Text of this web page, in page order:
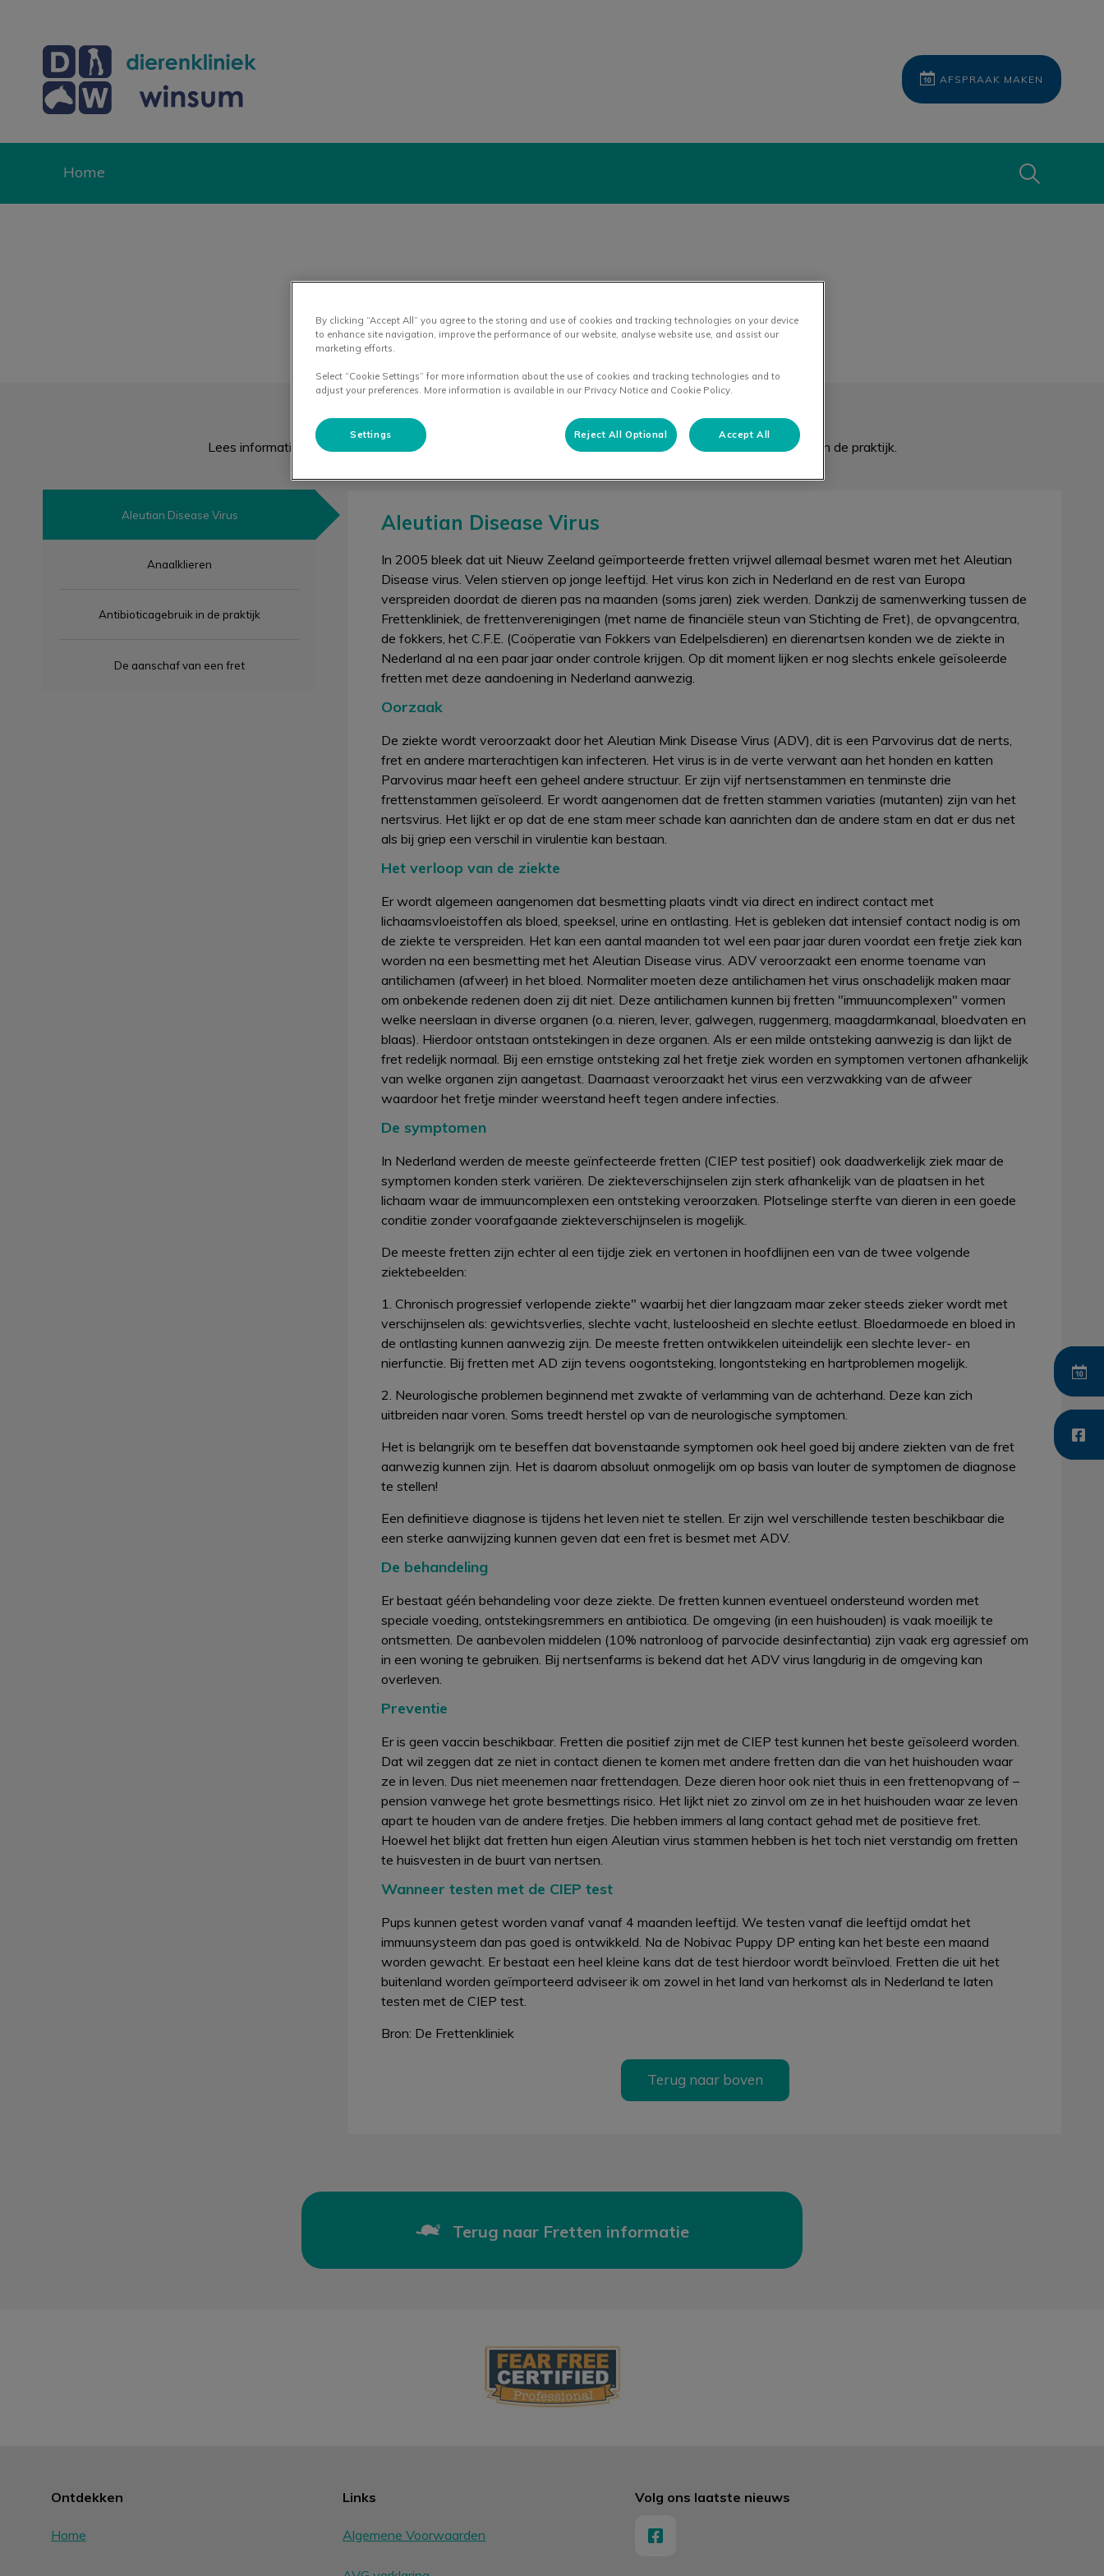
AFSPRAAK MAKEN
Home
A
Lees informatie over de aanschaf van een fret, Aleutian Disease Virus, anaalklieren en antibioticagebruik in de praktijk.
Aleutian Disease Virus
Anaalklieren
Antibioticagebruik in de praktijk
De aanschaf van een fret
Aleutian Disease Virus
In 2005 bleek dat uit Nieuw Zeeland geïmporteerde fretten vrijwel allemaal besmet waren met het Aleutian
Disease virus. Velen stierven op jonge leeftijd. Het virus kon zich in Nederland en de rest van Europa
verspreiden doordat de dieren pas na maanden (soms jaren) ziek werden. Dankzij de samenwerking tussen de
Frettenkliniek, de frettenverenigingen (met name de financiële steun van Stichting de Fret), de opvangcentra,
de fokkers, het C.F.E. (Coöperatie van Fokkers van Edelpelsdieren) en dierenartsen konden we de ziekte in
Nederland al na een paar jaar onder controle krijgen. Op dit moment lijken er nog slechts enkele geïsoleerde
fretten met deze aandoening in Nederland aanwezig.
Oorzaak
De ziekte wordt veroorzaakt door het Aleutian Mink Disease Virus (ADV), dit is een Parvovirus dat de nerts,
fret en andere marterachtigen kan infecteren. Het virus is in de verte verwant aan het honden en katten
Parvovirus maar heeft een geheel andere structuur. Er zijn vijf nertsenstammen en tenminste drie
frettenstammen geïsoleerd. Er wordt aangenomen dat de fretten stammen variaties (mutanten) zijn van het
nertsvirus. Het lijkt er op dat de ene stam meer schade kan aanrichten dan de andere stam en dat er dus net
als bij griep een verschil in virulentie kan bestaan.
Het verloop van de ziekte
Er wordt algemeen aangenomen dat besmetting plaats vindt via direct en indirect contact met
lichaamsvloeistoffen als bloed, speeksel, urine en ontlasting. Het is gebleken dat intensief contact nodig is om
de ziekte te verspreiden. Het kan een aantal maanden tot wel een paar jaar duren voordat een fretje ziek kan
worden na een besmetting met het Aleutian Disease virus. ADV veroorzaakt een enorme toename van
antilichamen (afweer) in het bloed. Normaliter moeten deze antilichamen het virus onschadelijk maken maar
om onbekende redenen doen zij dit niet. Deze antilichamen kunnen bij fretten "immuuncomplexen" vormen
welke neerslaan in diverse organen (o.a. nieren, lever, galwegen, ruggenmerg, maagdarmkanaal, bloedvaten en
blaas). Hierdoor ontstaan ontstekingen in deze organen. Als er een milde ontsteking aanwezig is dan lijkt de
fret redelijk normaal. Bij een ernstige ontsteking zal het fretje ziek worden en symptomen vertonen afhankelijk
van welke organen zijn aangetast. Daarnaast veroorzaakt het virus een verzwakking van de afweer
waardoor het fretje minder weerstand heeft tegen andere infecties.
De symptomen
In Nederland werden de meeste geïnfecteerde fretten (CIEP test positief) ook daadwerkelijk ziek maar de
symptomen konden sterk variëren. De ziekteverschijnselen zijn sterk afhankelijk van de plaatsen in het
lichaam waar de immuuncomplexen een ontsteking veroorzaken. Plotselinge sterfte van dieren in een goede
conditie zonder voorafgaande ziekteverschijnselen is mogelijk.
De meeste fretten zijn echter al een tijdje ziek en vertonen in hoofdlijnen een van de twee volgende
ziektebeelden:
1. Chronisch progressief verlopende ziekte" waarbij het dier langzaam maar zeker steeds zieker wordt met
verschijnselen als: gewichtsverlies, slechte vacht, lusteloosheid en slechte eetlust. Bloedarmoede en bloed in
de ontlasting kunnen aanwezig zijn. De meeste fretten ontwikkelen uiteindelijk een slechte lever- en
nierfunctie. Bij fretten met AD zijn tevens oogontsteking, longontsteking en hartproblemen mogelijk.
2. Neurologische problemen beginnend met zwakte of verlamming van de achterhand. Deze kan zich
uitbreiden naar voren. Soms treedt herstel op van de neurologische symptomen.
Het is belangrijk om te beseffen dat bovenstaande symptomen ook heel goed bij andere ziekten van de fret
aanwezig kunnen zijn. Het is daarom absoluut onmogelijk om op basis van louter de symptomen de diagnose
te stellen!
Een definitieve diagnose is tijdens het leven niet te stellen. Er zijn wel verschillende testen beschikbaar die
een sterke aanwijzing kunnen geven dat een fret is besmet met ADV.
De behandeling
Er bestaat géén behandeling voor deze ziekte. De fretten kunnen eventueel ondersteund worden met
speciale voeding, ontstekingsremmers en antibiotica. De omgeving (in een huishouden) is vaak moeilijk te
ontsmetten. De aanbevolen middelen (10% natronloog of parvocide desinfectantia) zijn vaak erg agressief om
in een woning te gebruiken. Bij nertsenfarms is bekend dat het ADV virus langdurig in de omgeving kan
overleven.
Preventie
Er is geen vaccin beschikbaar. Fretten die positief zijn met de CIEP test kunnen het beste geïsoleerd worden.
Dat wil zeggen dat ze niet in contact dienen te komen met andere fretten dan die van het huishouden waar
ze in leven. Dus niet meenemen naar frettendagen. Deze dieren hoor ook niet thuis in een frettenopvang of –
pension vanwege het grote besmettings risico. Het lijkt niet zo zinvol om ze in het huishouden waar ze leven
apart te houden van de andere fretjes. Die hebben immers al lang contact gehad met de positieve fret.
Hoewel het blijkt dat fretten hun eigen Aleutian virus stammen hebben is het toch niet verstandig om fretten
te huisvesten in de buurt van nertsen.
Wanneer testen met de CIEP test
Pups kunnen getest worden vanaf vanaf 4 maanden leeftijd. We testen vanaf die leeftijd omdat het
immuunsysteem dan pas goed is ontwikkeld. Na de Nobivac Puppy DP enting kan het beste een maand
worden gewacht. Er bestaat een heel kleine kans dat de test hierdoor wordt beïnvloed. Fretten die uit het
buitenland worden geïmporteerd adviseer ik om zowel in het land van herkomst als in Nederland te laten
testen met de CIEP test.
Bron: De Frettenkliniek
Terug naar boven
Terug naar Fretten informatie
Ontdekken
Home
Links
Algemene Voorwaarden
Volg ons laatste nieuws
By clicking “Accept All” you agree to the storing and use of cookies and tracking technologies on your device
to enhance site navigation, improve the performance of our website, analyse website use, and assist our
marketing efforts.
Select “Cookie Settings” for more information about the use of cookies and tracking technologies and to
adjust your preferences. More information is available in our Privacy Notice and Cookie Policy.
Settings Reject All Optional Accept All